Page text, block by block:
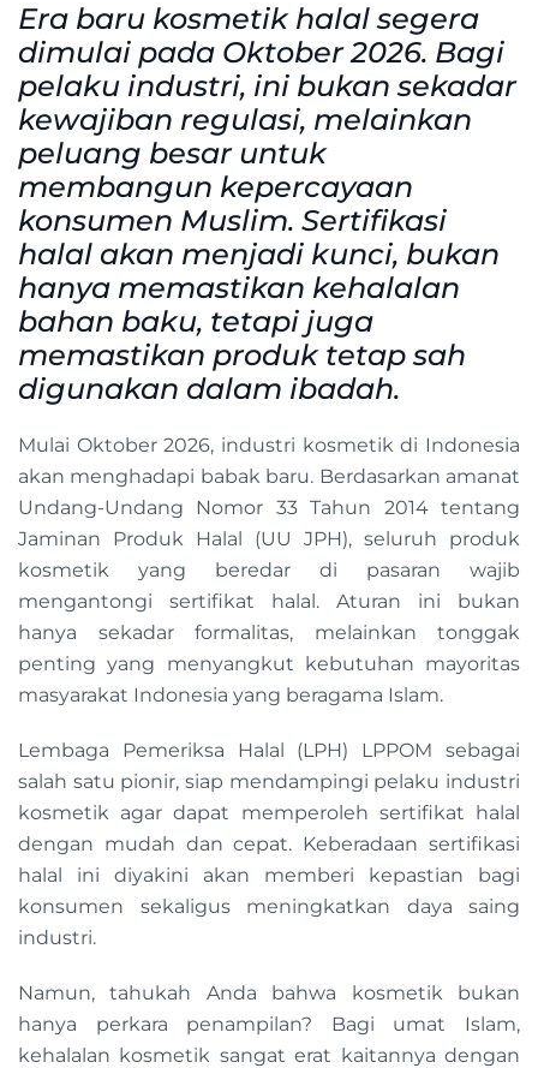
Era baru kosmetik halal segera
dimulai pada Oktober 2026. Bagi
pelaku industri, ini bukan sekadar
kewajiban regulasi, melainkan
peluang besar untuk
membangun kepercayaan
konsumen Muslim. Sertifikasi
halal akan menjadi kunci, bukan
hanya memastikan kehalalan
bahan baku, tetapi juga
memastikan produk tetap sah
digunakan dalam ibadah.
Mulai Oktober 2026, industri kosmetik di Indonesia
akan menghadapi babak baru. Berdasarkan amanat
Undang-Undang Nomor 33 Tahun 2014 tentang
Jaminan Produk Halal (UU JPH), seluruh produk
kosmetik yang beredar di pasaran wajib
mengantongi sertifikat halal. Aturan ini bukan
hanya sekadar formalitas, melainkan tonggak
penting yang menyangkut kebutuhan mayoritas
masyarakat Indonesia yang beragama Islam.
Lembaga Pemeriksa Halal (LPH) LPPOM sebagai
salah satu pionir, siap mendampingi pelaku industri
kosmetik agar dapat memperoleh sertifikat halal
dengan mudah dan cepat. Keberadaan sertifikasi
halal ini diyakini akan memberi kepastian bagi
konsumen sekaligus meningkatkan daya saing
industri.
Namun, tahukah Anda bahwa kosmetik bukan
hanya perkara penampilan? Bagi umat Islam,
kehalalan kosmetik sangat erat kaitannya dengan